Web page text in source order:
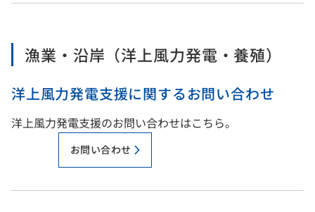
漁業・沿岸（洋上風力発電・養殖）
洋上風力発電支援に関するお問い合わせ
洋上風力発電支援のお問い合わせはこちら。
お問い合わせ